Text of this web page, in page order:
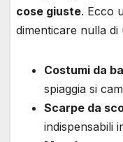
cose giuste. Ecco
dimenticare nulla di
Costumi da
spiaggia si
Scarpe da
indispensabili